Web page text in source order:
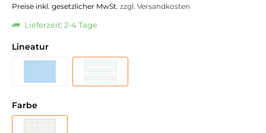
Preise inkl. gesetzlicher MwSt. zzgl. Versandkosten
Lieferzeit: 2-4 Tage
Lineatur
Farbe